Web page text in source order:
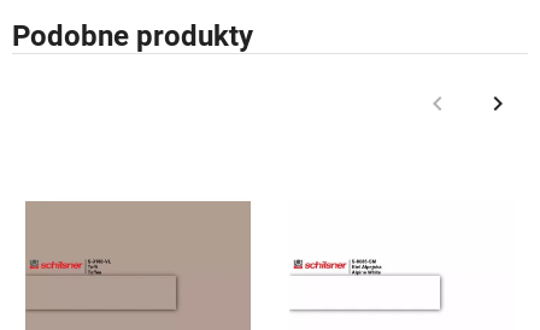
Podobne produkty
Poprzedni
keyboard_arrow_left keyboard_arrow_right